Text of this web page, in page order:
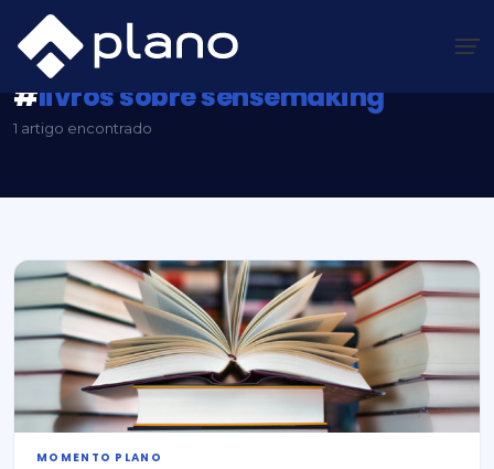
para
conteúdo
Plano Insights/#livros sobre sensemaking
#livros sobre sensemaking
1 artigo encontrado
MOMENTO PLANO